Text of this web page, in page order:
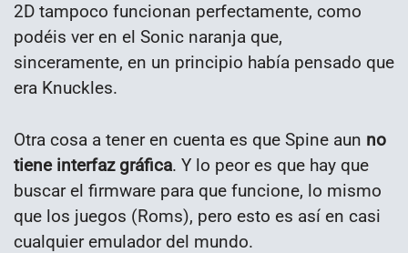
2D tampoco funcionan perfectamente, como
podéis ver en el Sonic naranja que,
sinceramente, en un principio había pensado que
era Knuckles.
Otra cosa a tener en cuenta es que Spine aun no
tiene interfaz gráfica. Y lo peor es que hay que
buscar el firmware para que funcione, lo mismo
que los juegos (Roms), pero esto es así en casi
cualquier emulador del mundo.